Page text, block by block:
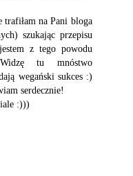
trafiłam na Pani bloga
szukając przepisu
z tego powodu
tu mnóstwo
wegański sukces :)
serdecznie!
:)))